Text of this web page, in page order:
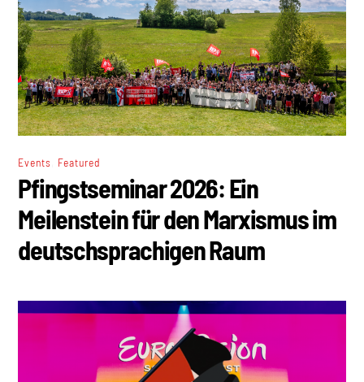
Events Featured
Pfingstseminar 2026: Ein
Meilenstein für den Marxismus im
deutschsprachigen Raum